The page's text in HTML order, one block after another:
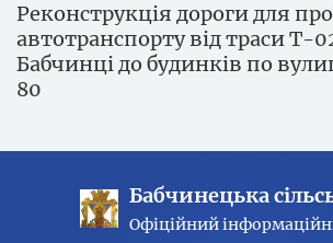
Реконструкція дороги для
автотранспорту від траси Т-
Бабчинці до будинків по
80
Бабчинецька
Офіційний